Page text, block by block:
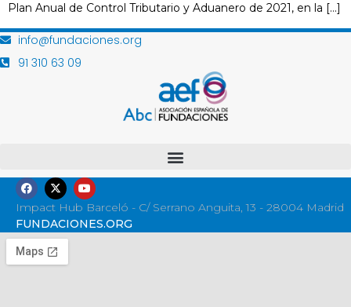
Plan Anual de Control Tributario y Aduanero de 2021, en la […]
info@fundaciones.org
91 310 63 09
Impact Hub Barceló - C/ Serrano Anguita, 13 - 28004 Madrid
FUNDACIONES.ORG